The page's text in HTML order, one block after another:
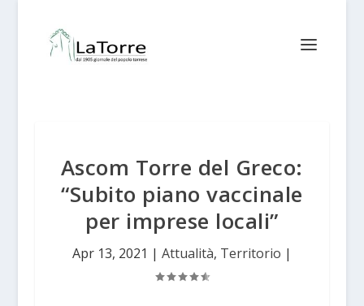
Ascom Torre del Greco:
“Subito piano vaccinale
per imprese locali”
Apr 13, 2021 | Attualità, Territorio |